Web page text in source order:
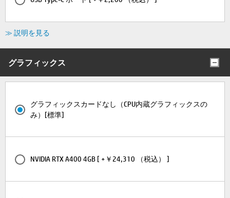
≫ 説明を見る
グラフィックス
グラフィックスカードなし（CPU内蔵グラフィックスの
み）[標準]
NVIDIA RTX A400 4GB [ +￥24,310 （税込） ]